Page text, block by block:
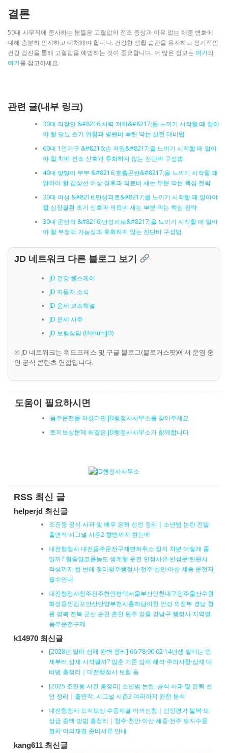
결론
50대 사무직에 종사하는 분들은 고혈압의 전조 증상과 이유 없는 체중 변화에
대해 충분히 인지하고 대처해야 합니다. 건강한 생활 습관을 유지하고 정기적인
건강 검진을 통해 고혈압을 예방하는 것이 중요합니다. 더 많은 정보는 여기와
여기를 참고하세요.
관련 글(내부 링크)
30대 직장인 &#8216;시력 저하&#8217;을 느끼기 시작할 때 알아
야 할 당뇨 초기 위험과 병원비 폭탄 막는 실전 대비법
60대 1인가구 &#8216;손 저림&#8217;을 느끼기 시작할 때 알아
야 할 치매 전조 신호과 후회하지 않는 진단비 구성법
40대 맞벌이 부부 &#8216;호흡곤란&#8217;을 느끼기 시작할 때
알아야 할 갑상선 이상 징후과 의료비 새는 부분 막는 핵심 전략
30대 여성 &#8216;만성피로&#8217;을 느끼기 시작할 때 알아야
할 심장질환 초기 신호과 의료비 새는 부분 막는 핵심 전략
30대 운전직 &#8216;만성피로&#8217;을 느끼기 시작할 때 알아
야 할 부정맥 가능성과 후회하지 않는 진단비 구성법
JD 네트워크 다른 블로그 보기
JD 건강·헬스케어
JD 자동차 소식
JD 운세 보조채널
JD 운세·사주
JD 보험상담 (BohumJD)
※ JD 네트워크는 워드프레스 및 구글 블로그(블로거스팟)에서 운영 중
인 공식 콘텐츠 연합입니다.
도움이 필요하시면
음주운전을 하셨다면 JD행정사사무소를 찾아주세요
토지보상문제 해결은 JD행정사사무소가 함께합니다
RSS 최신 글
helperjd 최신글
조진웅 공식 사과 및 배우 은퇴 선언 정리｜소년범 논란 전말·
출연작·시그널 시즌2 향방까지 한눈에
대전행정사 대전음주운전구제면허취소·정지 처분 어떻게 줄
일까? 혈중알코올농도·생계형 운전 인정사유·반성문·탄원서
작성까지 한 번에 정리청주행정사·전주·천안·아산·세종 운전자
필수안내
대전행정사청주전주천안평택서울부산인천대구광주울산수원
화성용인김포안산안양부천시흥하남이천 안성 의정부 경남 창
원 경북 전북 군산 순천 춘천 원주 강릉 강남구 행정사 지역별
음주운전구제
k14970 최신글
[2028년 말띠 삼재 완벽 정리] 66·78·90·02·14년생 말띠는 언
제부터 삼재 시작될까? 입춘 기준 삼재 해석·주의사항·삼재 대
비법 총정리｜대전행정사 보험 등
[2025 조진웅 사건 총정리] 소년범 논란, 공식 사과 및 은퇴 선
언 정리｜출연작, 시그널 시즌2 여파까지 완전 분석
대전행정사 토지보상·수용재결 이의신청｜감정평가 불복·보
상금 증액 방법 총정리｜청주·천안·아산·세종·전주 토지수용
절차·이의재결 준비서류 안내
kang611 최신글